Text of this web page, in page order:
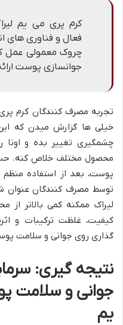
کرم پری می یم
فعال و فناوری های
چروک معمولی عمل
جوانسازی پوست
تجربه مصرف کنندگان کرم
خیلی ها گزارش میدن که
چشمگیری تغییر بده و اونا
محصول مختلف خلاص کنه.
پوست، بعد از استفاده
توسط مصرف کنندگان عنوان
لیراک ممکنه کمی بالاتر از
کیفیت، غلظت ترکیبات و
گذاری روی جوانی و سلامت
نتیجه گیری:
جوانی و سلامت
یم